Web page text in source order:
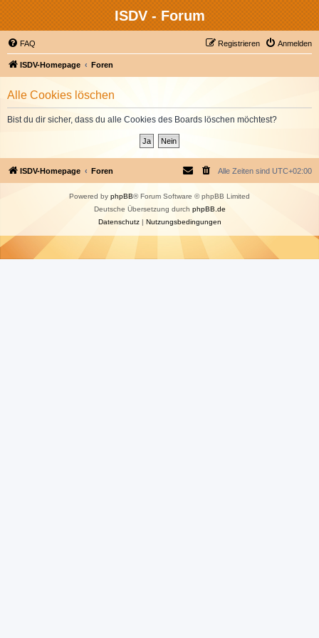
ISDV - Forum
FAQ Anmelden
Registrieren
ISDV-Homepage Foren
Alle Cookies löschen
Bist du dir sicher, dass du alle Cookies des Boards löschen möchtest?
ISDV-Homepage Foren Alle Zeiten sind UTC+02:00
Powered by phpBB® Forum Software © phpBB Limited
Deutsche Übersetzung durch phpBB.de
Datenschutz| Nutzungsbedingungen